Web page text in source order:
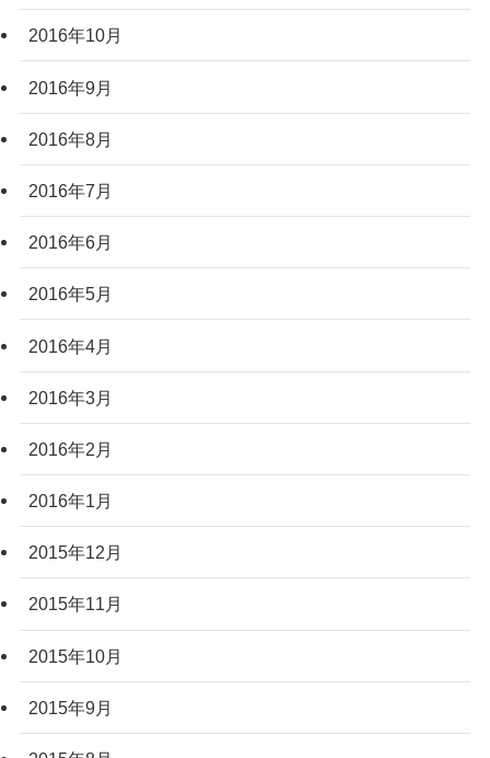
2016年10月
2016年9月
2016年8月
2016年7月
2016年6月
2016年5月
2016年4月
2016年3月
2016年2月
2016年1月
2015年12月
2015年11月
2015年10月
2015年9月